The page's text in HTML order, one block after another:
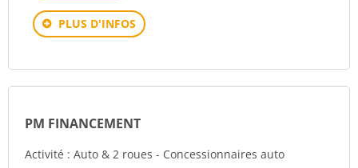
PLUS D'INFOS
PM FINANCEMENT
Activité : Auto & 2 roues - Concessionnaires auto